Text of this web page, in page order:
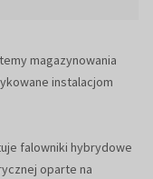
magazynowania
instalacjom
falowniki hybrydowe
oparte na